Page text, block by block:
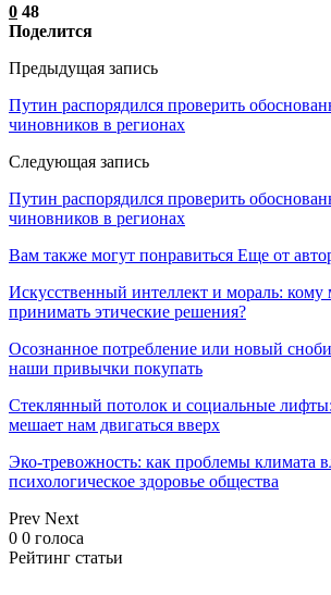
0 48
Поделится
Предыдущая запись
Путин распорядился проверить
чиновников в регионах
Следующая запись
Путин распорядился проверить
чиновников в регионах
Вам также могут понравиться Еще от
Искусственный интеллект и мораль:
принимать этические решения?
Осознанное потребление или новый
наши привычки покупать
Стеклянный потолок и социальные
мешает нам двигаться вверх
Эко-тревожность: как проблемы климата
психологическое здоровье общества
Prev Next
0 0 голоса
Рейтинг статьи